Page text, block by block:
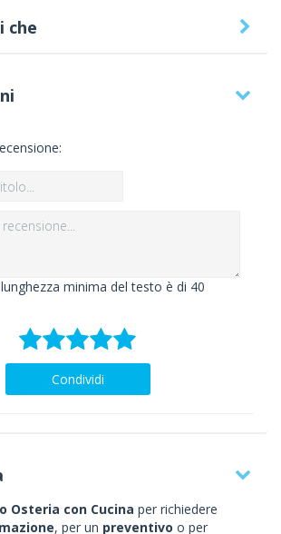
che
minima del testo è di 40
Condividi
Osteria con Cucina per richiedere
, per un preventivo o per